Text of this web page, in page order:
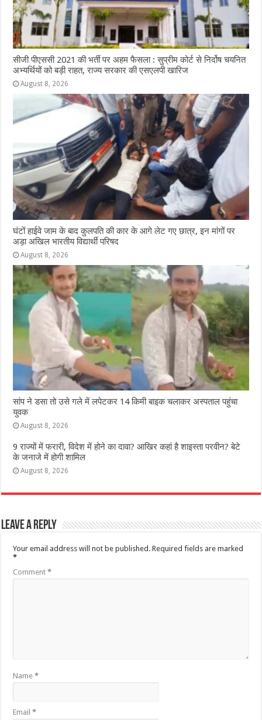
सीजी पीएससी 2021 की भर्ती पर अहम फैसला : सुप्रीम कोर्ट से निर्दोष चयनित
अभ्यर्थियों को बड़ी राहत, राज्य सरकार की एसएलपी खारिज
August 8, 2026
घंटों हाईवे जाम के बाद कुलपति की कार के आगे लेट गए छात्र, इन मांगों पर
अड़ा अखिल भारतीय विद्यार्थी परिषद
August 8, 2026
सांप ने डसा तो उसे गले में लपेटकर 14 किमी बाइक चलाकर अस्पताल पहुंचा
युवक
August 8, 2026
9 राज्‍यों में फरारी, व‍िदेश में होने का दावा? आख‍िर कहां है शाइस्‍ता परवीन? बेटे
के जनाजे में होगी शामिल
August 8, 2026
Leave a Reply
Your email address will not be published. Required fields are marked
*
Comment*
Name*
Email*